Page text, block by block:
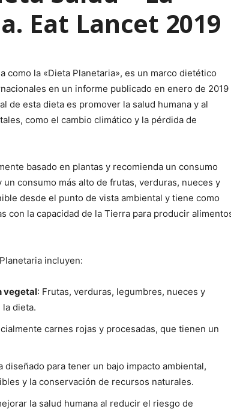
Eat Lancet 2019
como la «Dieta Planetaria», es un marco dietético
en un informe publicado en enero de 2019
de esta dieta es promover la salud humana y al
como el cambio climático y la pérdida de
basado en plantas y recomienda un consumo
consumo más alto de frutas, verduras, nueces y
desde el punto de vista ambiental y tiene como
con la capacidad de la Tierra para producir
incluyen:
vegetal: Frutas, verduras, legumbres, nueces y
dieta.
carnes rojas y procesadas, que tienen un
diseñado para tener un bajo impacto ambiental,
y la conservación de recursos naturales.
la salud humana al reducir el riesgo de